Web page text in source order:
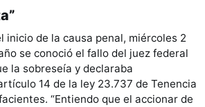
inicio de la causa penal, miércoles 2
se conoció el fallo del juez federal
la sobreseía y declaraba
14 de la ley 23.737 de Tenencia
“Entiendo que el accionar de